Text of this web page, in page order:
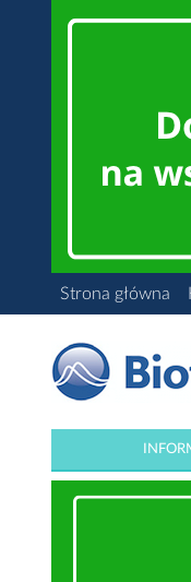
Strona główna